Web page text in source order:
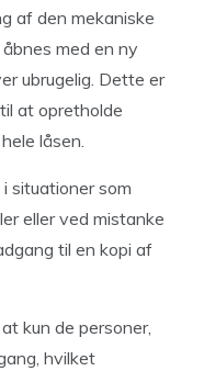
af den mekaniske
med en ny
ubrugelig. Dette er
at opretholde
låsen.
situationer som
eller ved mistanke
til en kopi af
kun de personer,
hvilket